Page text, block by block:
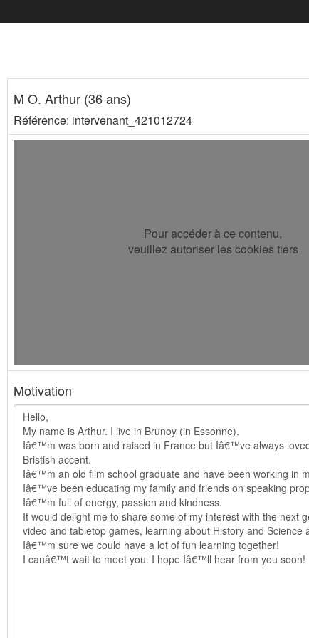
M O. Arthur (36 ans)
Référence: intervenant_421012724
Pour accéder à ce contenu,
veuillez autoriser les cookies tiers
Motivation